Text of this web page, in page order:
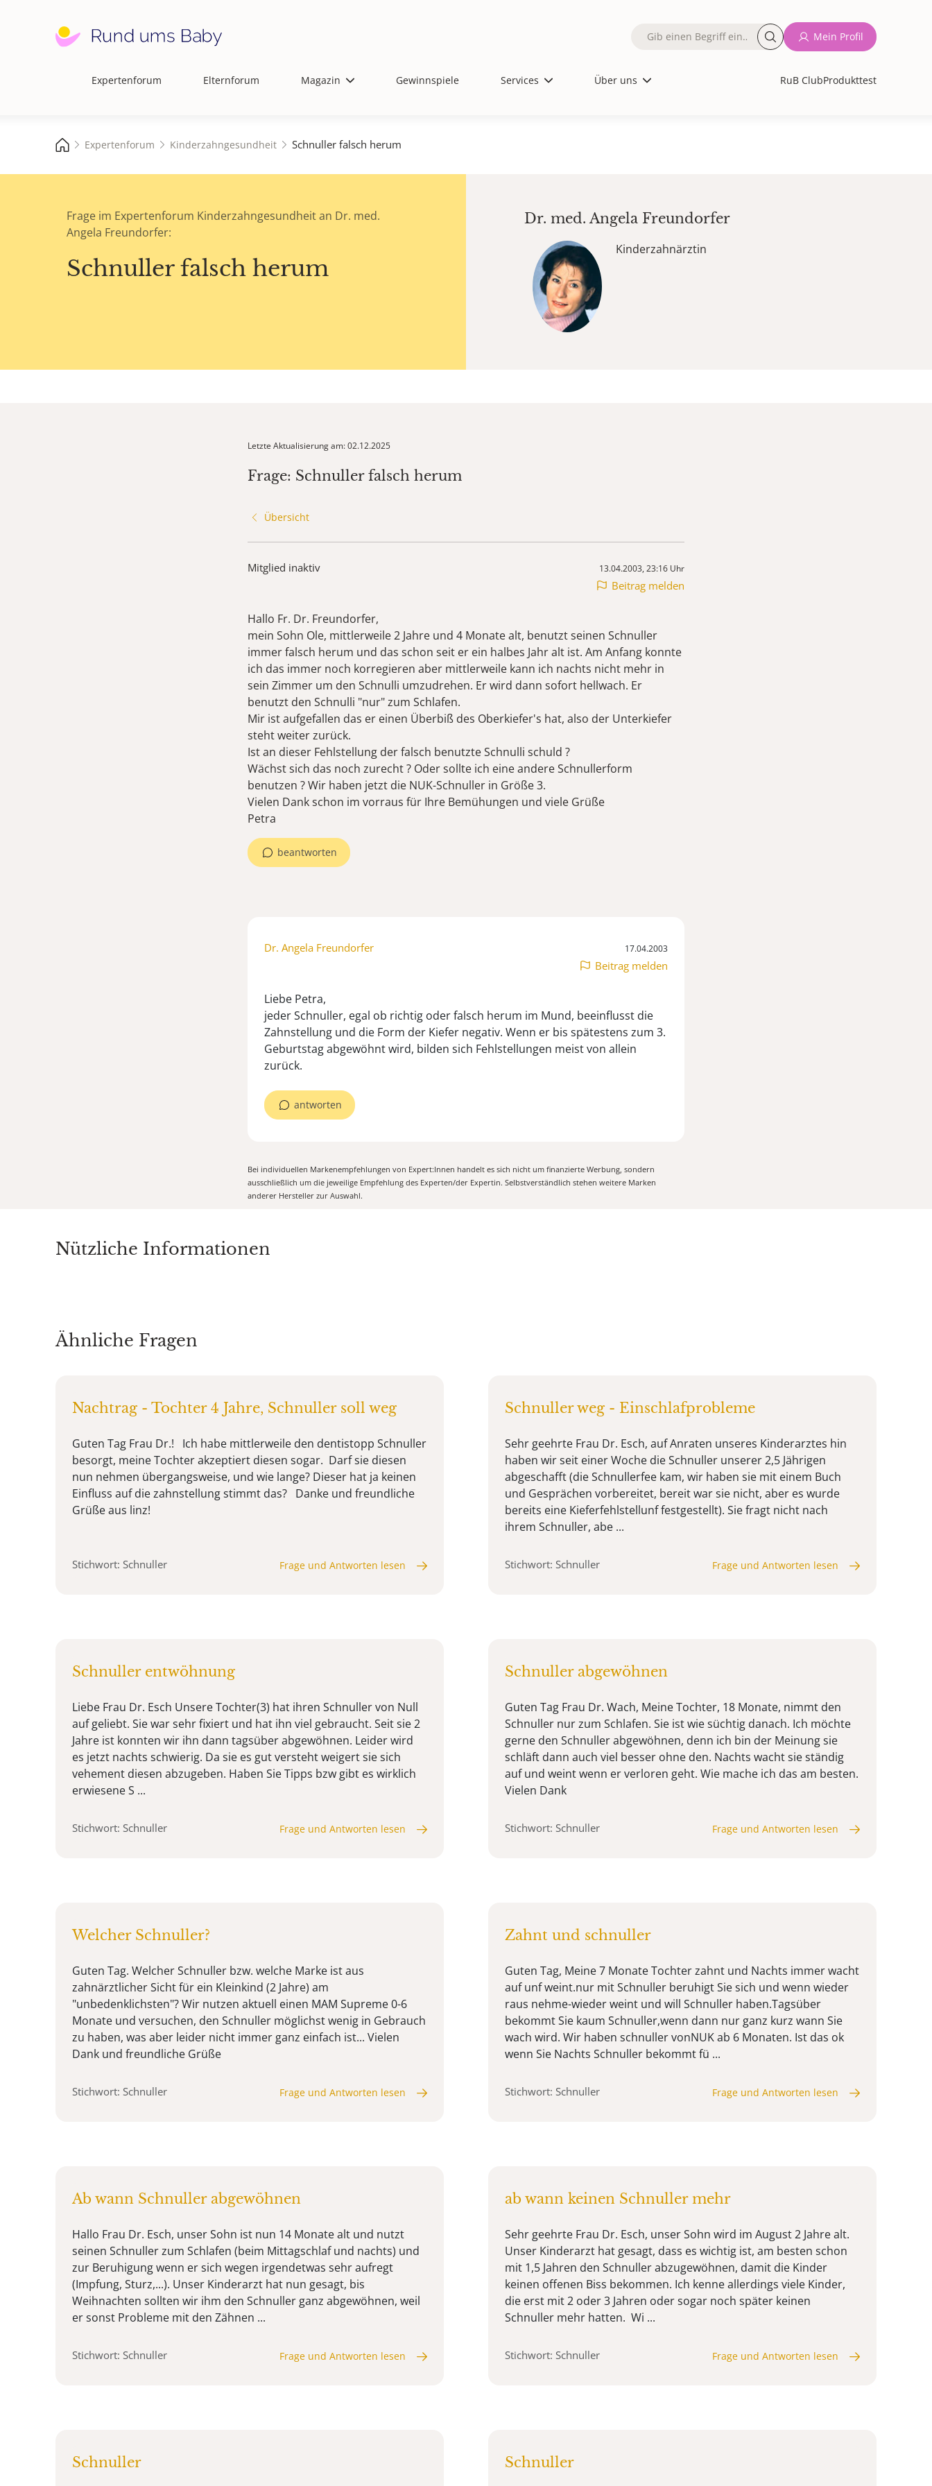
Hauptnavigation
Expertenforum Elternforum Magazin Gewinnspiele Services Über uns RuB ClubProdukttest
Fulltext
Mein Profil
Expertenforum Kinderzahngesundheit Schnuller falsch herum
Frage im Expertenforum Kinderzahngesundheit an Dr. med.
Angela Freundorfer:
Schnuller falsch herum
Dr. med.Angela Freundorfer
Kinderzahnärztin
Letzte Aktualisierung am: 02.12.2025
Frage: Schnuller falsch herum
Übersicht
Mitglied inaktiv 13.04.2003, 23:16 Uhr
Beitrag melden
Hallo Fr. Dr. Freundorfer,
mein Sohn Ole, mittlerweile 2 Jahre und 4 Monate alt, benutzt seinen Schnuller
immer falsch herum und das schon seit er ein halbes Jahr alt ist. Am Anfang konnte
ich das immer noch korregieren aber mittlerweile kann ich nachts nicht mehr in
sein Zimmer um den Schnulli umzudrehen. Er wird dann sofort hellwach. Er
benutzt den Schnulli "nur" zum Schlafen.
Mir ist aufgefallen das er einen Überbiß des Oberkiefer's hat, also der Unterkiefer
steht weiter zurück.
Ist an dieser Fehlstellung der falsch benutzte Schnulli schuld ?
Wächst sich das noch zurecht ? Oder sollte ich eine andere Schnullerform
benutzen ? Wir haben jetzt die NUK-Schnuller in Größe 3.
Vielen Dank schon im vorraus für Ihre Bemühungen und viele Grüße
beantworten
Dr. Angela Freundorfer 17.04.2003
Beitrag melden
Liebe Petra,
jeder Schnuller, egal ob richtig oder falsch herum im Mund, beeinflusst die
Zahnstellung und die Form der Kiefer negativ. Wenn er bis spätestens zum 3.
Geburtstag abgewöhnt wird, bilden sich Fehlstellungen meist von allein
zurück.
antworten
Bei individuellen Markenempfehlungen von Expert:Innen handelt es sich nicht um finanzierte Werbung, sondern
ausschließlich um die jeweilige Empfehlung des Experten/der Expertin. Selbstverständlich stehen weitere Marken
anderer Hersteller zur Auswahl.
Nützliche Informationen
Ähnliche Fragen
Nachtrag - Tochter 4 Jahre, Schnuller soll weg
Guten Tag Frau Dr.! Ich habe mittlerweile den dentistopp Schnuller
besorgt, meine Tochter akzeptiert diesen sogar. Darf sie diesen
nun nehmen übergangsweise, und wie lange? Dieser hat ja keinen
Einfluss auf die zahnstellung stimmt das? Danke und freundliche
Grüße aus linz!
Stichwort: Schnuller Frage und Antworten lesen
Schnuller weg - Einschlafprobleme
Sehr geehrte Frau Dr. Esch, auf Anraten unseres Kinderarztes hin
haben wir seit einer Woche die Schnuller unserer 2,5 Jährigen
abgeschafft (die Schnullerfee kam, wir haben sie mit einem Buch
und Gesprächen vorbereitet, bereit war sie nicht, aber es wurde
bereits eine Kieferfehlstellunf festgestellt). Sie fragt nicht nach
ihrem Schnuller, abe ...
Stichwort: Schnuller Frage und Antworten lesen
Schnuller entwöhnung
Liebe Frau Dr. Esch Unsere Tochter(3) hat ihren Schnuller von Null
auf geliebt. Sie war sehr fixiert und hat ihn viel gebraucht. Seit sie 2
Jahre ist konnten wir ihn dann tagsüber abgewöhnen. Leider wird
es jetzt nachts schwierig. Da sie es gut versteht weigert sie sich
vehement diesen abzugeben. Haben Sie Tipps bzw gibt es wirklich
erwiesene S ...
Stichwort: Schnuller Frage und Antworten lesen
Schnuller abgewöhnen
Guten Tag Frau Dr. Wach, Meine Tochter, 18 Monate, nimmt den
Schnuller nur zum Schlafen. Sie ist wie süchtig danach. Ich möchte
gerne den Schnuller abgewöhnen, denn ich bin der Meinung sie
schläft dann auch viel besser ohne den. Nachts wacht sie ständig
auf und weint wenn er verloren geht. Wie mache ich das am besten.
Vielen Dank
Stichwort: Schnuller Frage und Antworten lesen
Welcher Schnuller?
Guten Tag. Welcher Schnuller bzw. welche Marke ist aus
zahnärztlicher Sicht für ein Kleinkind (2 Jahre) am
"unbedenklichsten"? Wir nutzen aktuell einen MAM Supreme 0-6
Monate und versuchen, den Schnuller möglichst wenig in Gebrauch
zu haben, was aber leider nicht immer ganz einfach ist... Vielen
Dank und freundliche Grüße
Stichwort: Schnuller Frage und Antworten lesen
Zahnt und schnuller
Guten Tag, Meine 7 Monate Tochter zahnt und Nachts immer wacht
auf unf weint.nur mit Schnuller beruhigt Sie sich und wenn wieder
raus nehme-wieder weint und will Schnuller haben.Tagsüber
bekommt Sie kaum Schnuller,wenn dann nur ganz kurz wann Sie
wach wird. Wir haben schnuller vonNUK ab 6 Monaten. Ist das ok
wenn Sie Nachts Schnuller bekommt fü ...
Stichwort: Schnuller Frage und Antworten lesen
Ab wann Schnuller abgewöhnen
Hallo Frau Dr. Esch, unser Sohn ist nun 14 Monate alt und nutzt
seinen Schnuller zum Schlafen (beim Mittagschlaf und nachts) und
zur Beruhigung wenn er sich wegen irgendetwas sehr aufregt
(Impfung, Sturz,...). Unser Kinderarzt hat nun gesagt, bis
Weihnachten sollten wir ihm den Schnuller ganz abgewöhnen, weil
er sonst Probleme mit den Zähnen ...
Stichwort: Schnuller Frage und Antworten lesen
ab wann keinen Schnuller mehr
Sehr geehrte Frau Dr. Esch, unser Sohn wird im August 2 Jahre alt.
Unser Kinderarzt hat gesagt, dass es wichtig ist, am besten schon
mit 1,5 Jahren den Schnuller abzugewöhnen, damit die Kinder
keinen offenen Biss bekommen. Ich kenne allerdings viele Kinder,
die erst mit 2 oder 3 Jahren oder sogar noch später keinen
Schnuller mehr hatten. Wi ...
Stichwort: Schnuller Frage und Antworten lesen
Schnuller Schnuller